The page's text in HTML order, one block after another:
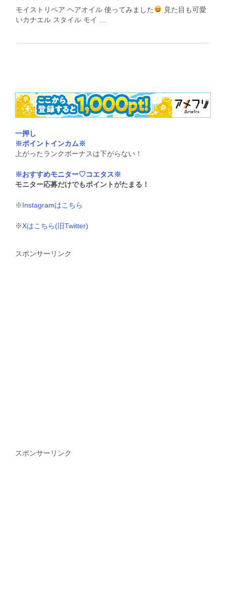
モイストリペア ヘアオイル 使ってみました
見た目も可愛
いカナエル スタイル モイ …
一押し
※ポイントインカム※
上がったランクボーナスは下がらない！
※おすすめモニター♡コエタス※
モニター応募だけでもポイントがたまる！
※Instagramはこちら
※Xはこちら(旧Twitter)
スポンサーリンク
スポンサーリンク